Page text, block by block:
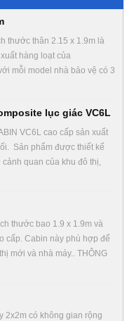
thước thân 2.15 x 1.9m là
hàng loạt của
mỗi model nhà bảo vệ có 3
lục giác VC6L
VC6L cao cấp sản xuất
Sản phẩm được thiết kế
quan của khu đô thị,
thước bao 1.9 x 1.9m và
cấp. Cabin này phù hợp để
mới và nhà máy.. THÔNG
2x2m có không gian rộng